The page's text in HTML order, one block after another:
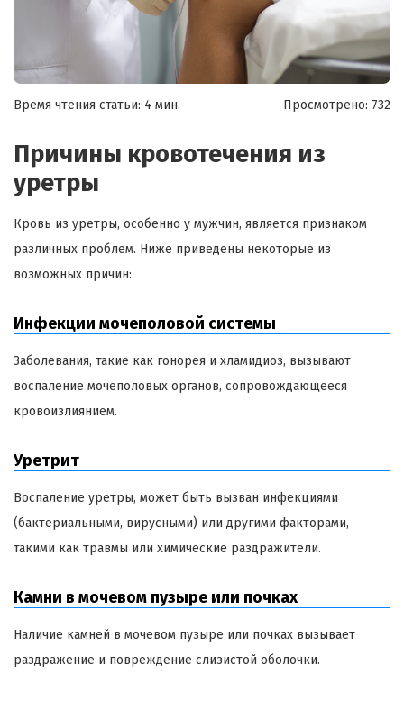
Время чтения статьи: 4 мин. Просмотрено: 732
Причины кровотечения из
уретры
Кровь из уретры, особенно у мужчин, является признаком
различных проблем. Ниже приведены некоторые из
возможных причин:
Инфекции мочеполовой системы
Заболевания, такие как гонорея и хламидиоз, вызывают
воспаление мочеполовых органов, сопровождающееся
кровоизлиянием.
Уретрит
Воспаление уретры, может быть вызван инфекциями
(бактериальными, вирусными) или другими факторами,
такими как травмы или химические раздражители.
Камни в мочевом пузыре или почках
Наличие камней в мочевом пузыре или почках вызывает
раздражение и повреждение слизистой оболочки.